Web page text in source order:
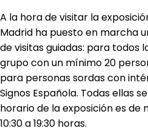
A la hora de visitar la
Madrid ha puesto en marcha
de visitas guiadas: para todos
grupo con un mínimo 20
para personas sordas con
Signos Española. Todas ellas
horario de la exposición es de
10:30 a 19:30 horas.